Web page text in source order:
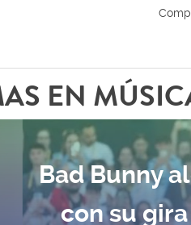
EN
Bad Bunny
con su